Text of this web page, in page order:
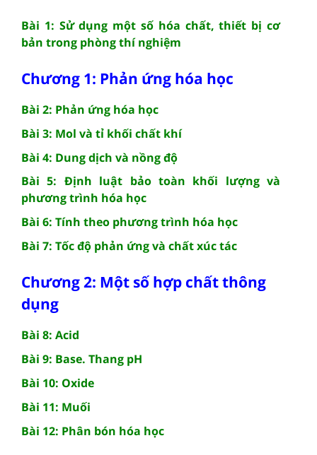
Bài 1: Sử dụng một số hóa chất, thiết bị cơ
bản trong phòng thí nghiệm
Chương 1: Phản ứng hóa học
Bài 2: Phản ứng hóa học
Bài 3: Mol và tỉ khối chất khí
Bài 4: Dung dịch và nồng độ
Bài 5: Định luật bảo toàn khối lượng và
phương trình hóa học
Bài 6: Tính theo phương trình hóa học
Bài 7: Tốc độ phản ứng và chất xúc tác
Chương 2: Một số hợp chất thông
dụng
Bài 8: Acid
Bài 9: Base. Thang pH
Bài 10: Oxide
Bài 11: Muối
Bài 12: Phân bón hóa học